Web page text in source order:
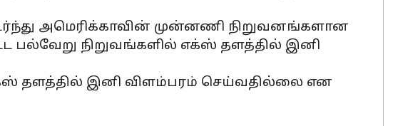
அமெரிக்காவின் முன்னணி நிறுவனங்களான
பல்வேறு நிறுவங்களில் எக்ஸ் தளத்தில் இனி
தளத்தில் இனி விளம்பரம் செய்வதில்லை என